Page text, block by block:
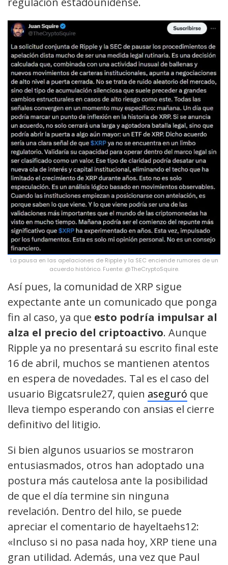
La pausa en las apelaciones de Ripple y la SEC enciende rumores de un
acuerdo histórico. Fuente: @TheCryptoSquire.
Así pues, la comunidad de XRP sigue
expectante ante un comunicado que ponga
fin al caso, ya que esto podría impulsar al
alza el precio del criptoactivo. Aunque
Ripple ya no presentará su escrito final este
16 de abril, muchos se mantienen atentos
en espera de novedades. Tal es el caso del
usuario Bigcatsrule27, quien aseguró que
lleva tiempo esperando con ansias el cierre
definitivo del litigio.
Si bien algunos usuarios se mostraron
entusiasmados, otros han adoptado una
postura más cautelosa ante la posibilidad
de que el día termine sin ninguna
revelación. Dentro del hilo, se puede
apreciar el comentario de hayeltaehs12:
«Incluso si no pasa nada hoy, XRP tiene una
gran utilidad. Además, una vez que Paul